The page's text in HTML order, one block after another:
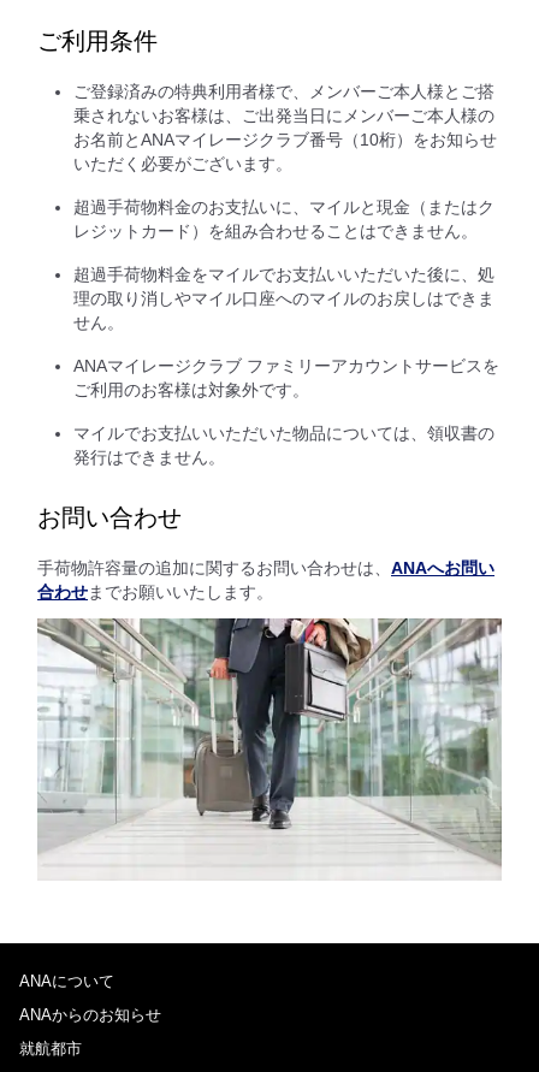
ご利用条件
ご登録済みの特典利用者様で、メンバーご本人様とご搭
乗されないお客様は、ご出発当日にメンバーご本人様の
お名前とANAマイレージクラブ番号（10桁）をお知らせ
いただく必要がございます。
超過手荷物料金のお支払いに、マイルと現金（またはク
レジットカード）を組み合わせることはできません。
超過手荷物料金をマイルでお支払いいただいた後に、処
理の取り消しやマイル口座へのマイルのお戻しはできま
せん。
ANAマイレージクラブ ファミリーアカウントサービスを
ご利用のお客様は対象外です。
マイルでお支払いいただいた物品については、領収書の
発行はできません。
お問い合わせ
手荷物許容量の追加に関するお問い合わせは、 ANAへお問い
合わせまでお願いいたします。
ANAについて
ANAからのお知らせ
就航都市